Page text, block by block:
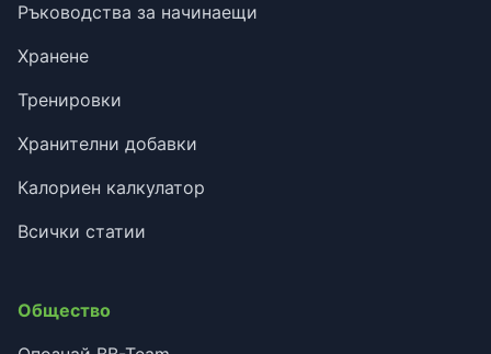
Ръководства за начинаещи
Хранене
Тренировки
Хранителни добавки
Калориен калкулатор
Всички статии
Общество